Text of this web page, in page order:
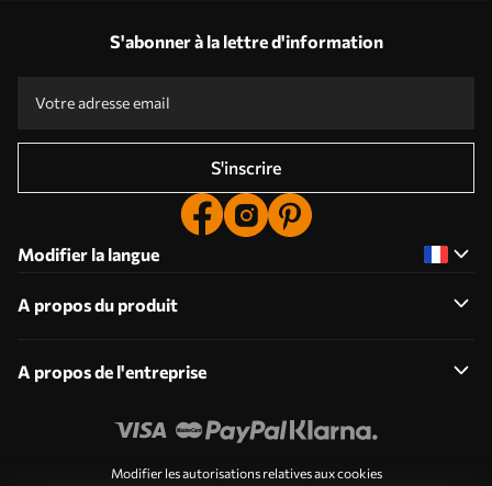
S'abonner à la lettre d'information
S'inscrire
Modifier la langue
A propos du produit
A propos de l'entreprise
Modifier les autorisations relatives aux cookies